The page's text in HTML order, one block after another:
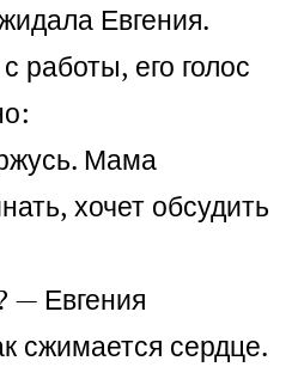
Евгения.
работы, его голос
Мама
хочет обсудить
— Евгения
сжимается сердце.